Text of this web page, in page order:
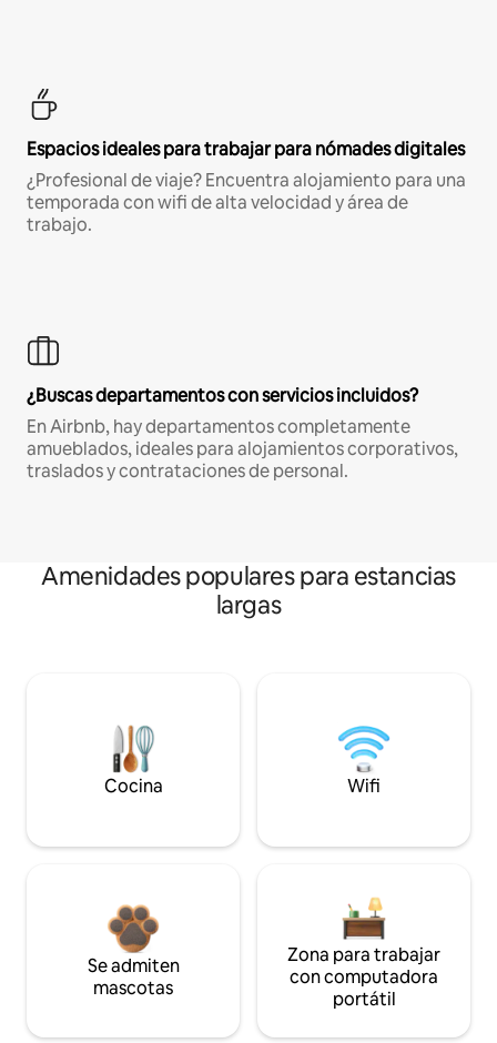
Espacios ideales para trabajar para nómades digitales
¿Profesional de viaje? Encuentra alojamiento para una
temporada con wifi de alta velocidad y área de
trabajo.
¿Buscas departamentos con servicios incluidos?
En Airbnb, hay departamentos completamente
amueblados, ideales para alojamientos corporativos,
traslados y contrataciones de personal.
Amenidades populares para estancias
largas
Cocina Wifi
Se admiten
mascotas
Zona para trabajar
con computadora
portátil